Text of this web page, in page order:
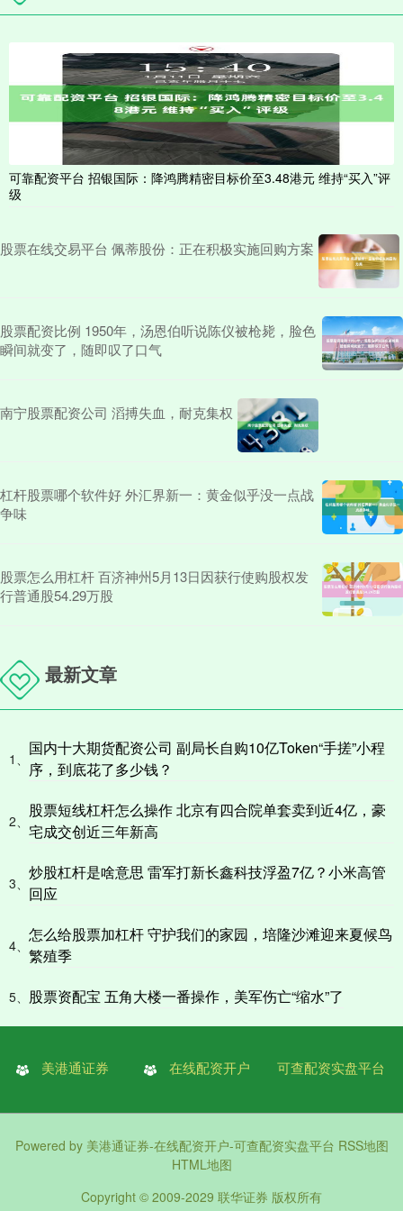
可靠配资平台 招银国际：降鸿腾精密目标价至3.48港元 维持“买入”评
级
股票在线交易平台 佩蒂股份：正在积极实施回购方案
股票配资比例 1950年，汤恩伯听说陈仪被枪毙，脸色
瞬间就变了，随即叹了口气
南宁股票配资公司 滔搏失血，耐克集权
杠杆股票哪个软件好 外汇界新一：黄金似乎没一点战
争味
股票怎么用杠杆 百济神州5月13日因获行使购股权发
行普通股54.29万股
最新文章
1、
国内十大期货配资公司 副局长自购10亿Token“手搓”小程
序，到底花了多少钱？
2、
股票短线杠杆怎么操作 北京有四合院单套卖到近4亿，豪
宅成交创近三年新高
3、
炒股杠杆是啥意思 雷军打新长鑫科技浮盈7亿？小米高管
回应
4、
怎么给股票加杠杆 守护我们的家园，培隆沙滩迎来夏候鸟
繁殖季
5、 股票资配宝 五角大楼一番操作，美军伤亡“缩水”了
美港通证券 在线配资开户 可查配资实盘平台
Powered by 美港通证券-在线配资开户-可查配资实盘平台 RSS地图
HTML地图
Copyright © 2009-2029 联华证券 版权所有